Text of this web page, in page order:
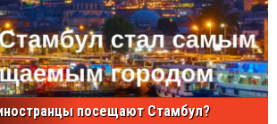
посещают Стамбул?